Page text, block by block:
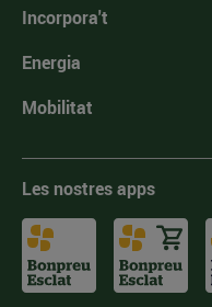
Incorpora't
Energia
Mobilitat
Les nostres apps